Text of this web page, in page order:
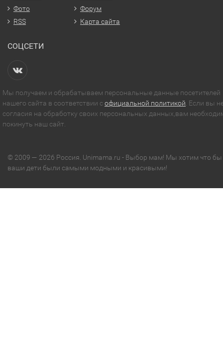
Фото
RSS
Форум
Карта сайта
СОЦСЕТИ
Мы получаем и обрабатываем персональные данные посетителей
нашего сайта в соответствии софициальной политикой . Если вы
согласия на обработку своих персональных данных,вам
покинуть наш сайт.
© 2009 — 2026 Россия. Unimama.ru - Выбор мам! Мы хотим что бы
ваши дети были самыми модными и красивыми!